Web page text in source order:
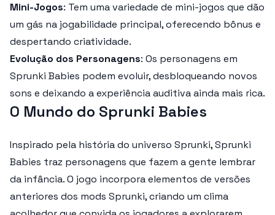
Mini-Jogos: Tem uma variedade de mini-jogos que dão
um gás na jogabilidade principal, oferecendo bônus e
despertando criatividade.
Evolução dos Personagens: Os personagens em
Sprunki Babies podem evoluir, desbloqueando novos
sons e deixando a experiência auditiva ainda mais rica.
O Mundo do Sprunki Babies
Inspirado pela história do universo Sprunki, Sprunki
Babies traz personagens que fazem a gente lembrar
da infância. O jogo incorpora elementos de versões
anteriores dos mods Sprunki, criando um clima